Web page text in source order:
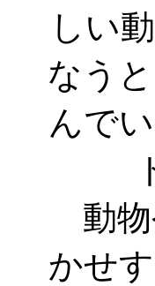
しい
なう
んで
動物
かせ